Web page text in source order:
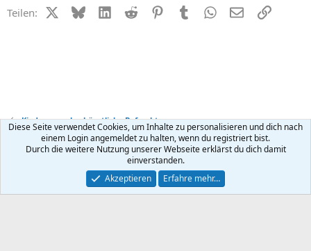
Teilen: X (Twitter)
BlueskyLinkedIn
Reddit PinterestTumblr WhatsApp
E-MailLink
Kinderwunsch + künstliche Befruchtung
Kontakt Nutzungsbedingungen Datenschutz Hilfe
R
Community platform by XenForo ® © 2010-2026 XenForo Ltd.
Diese Seite verwendet Cookies, um Inhalte zu personalisieren und dich nach
einem Login angemeldet zu halten, wenn du registriert bist.
Durch die weitere Nutzung unserer Webseite erklärst du dich damit
einverstanden.
Akzeptieren
Erfahre mehr…